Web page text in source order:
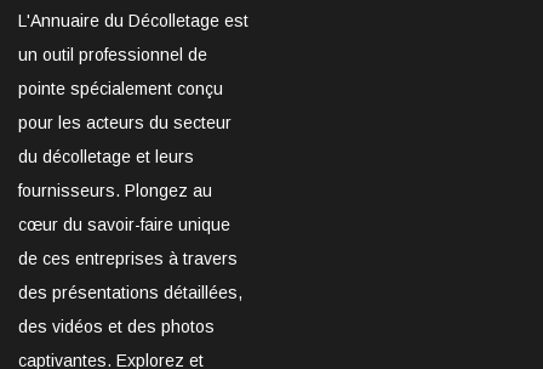
L'Annuaire du Décolletage est
un outil professionnel de
pointe spécialement conçu
pour les acteurs du secteur
du décolletage et leurs
fournisseurs. Plongez au
cœur du savoir-faire unique
de ces entreprises à travers
des présentations détaillées,
des vidéos et des photos
captivantes. Explorez et